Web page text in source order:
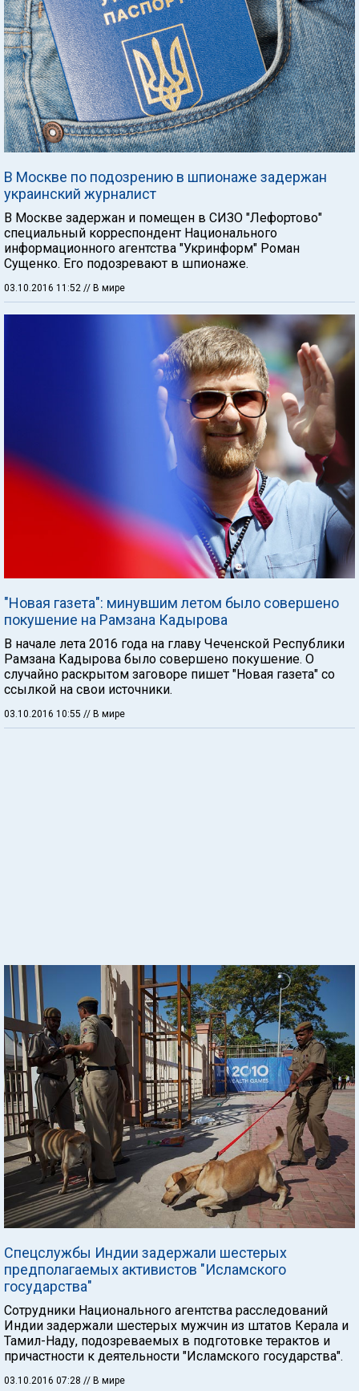
В Москве по подозрению в шпионаже задержан
украинский журналист
В Москве задержан и помещен в СИЗО "Лефортово"
специальный корреспондент Национального
информационного агентства "Укринформ" Роман
Сущенко. Его подозревают в шпионаже.
03.10.2016 11:52 // В мире
"Новая газета": минувшим летом было совершено
покушение на Рамзана Кадырова
В начале лета 2016 года на главу Чеченской Республики
Рамзана Кадырова было совершено покушение. О
случайно раскрытом заговоре пишет "Новая газета" со
ссылкой на свои источники.
03.10.2016 10:55 // В мире
Спецслужбы Индии задержали шестерых
предполагаемых активистов "Исламского
государства"
Сотрудники Национального агентства расследований
Индии задержали шестерых мужчин из штатов Керала и
Тамил-Наду, подозреваемых в подготовке терактов и
причастности к деятельности "Исламского государства".
03.10.2016 07:28 // В мире